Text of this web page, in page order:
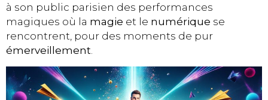
à son public parisien des performances
magiques où la magie et le numérique se
rencontrent, pour des moments de pur
émerveillement.